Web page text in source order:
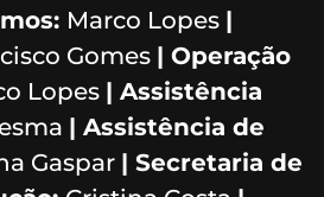
Marco Lopes |
Gomes | Operação
Lopes | Assistência
| Assistência de
Gaspar | Secretaria de